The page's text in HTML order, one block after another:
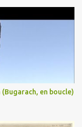
en boucle)